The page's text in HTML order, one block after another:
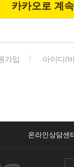
카카오로 계속
가입 아이디/
온라인상담센